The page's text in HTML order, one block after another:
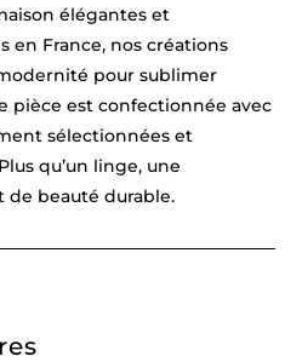
élégantes et
en France, nos créations
pour sublimer
pièce est confectionnée avec
sélectionnées et
qu’un linge, une
beauté durable.